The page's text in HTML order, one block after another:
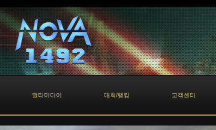
멀티미디어 대회/랭킹 고객센터